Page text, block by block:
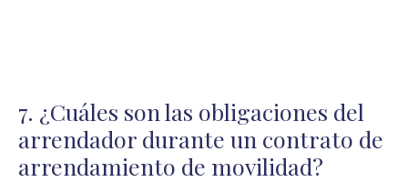
7. ¿Cuáles son las obligaciones del
arrendador durante un contrato de
arrendamiento de movilidad?